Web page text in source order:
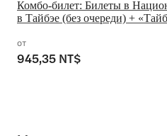
Комбо-билет: Билеты в
в Тайбэе (без очереди) +
от
945,35 NT$